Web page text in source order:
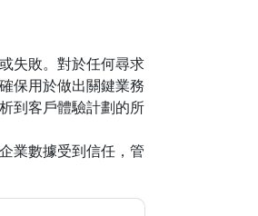
失敗。對於任何尋求
保用於做出關鍵業務
到客戶體驗計劃的所
業數據受到信任，管